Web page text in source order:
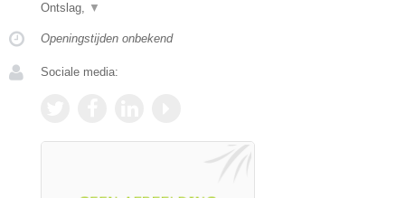
Ontslag, ▼
Openingstijden onbekend
Sociale media: